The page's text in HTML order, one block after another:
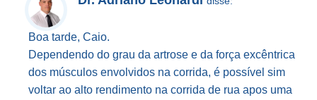
Boa tarde, Caio.
Dependendo do grau da artrose e da força excêntrica
dos músculos envolvidos na corrida, é possível sim
voltar ao alto rendimento na corrida de rua apos uma